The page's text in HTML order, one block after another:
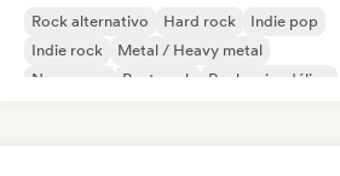
Rock alternativo Hard rock
Indie pop
Indie rock
Metal / Heavy metal
New wave
Post punk Rock psicodélico